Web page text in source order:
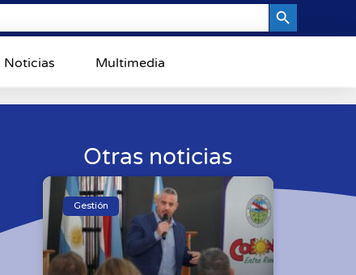
Noticias Multimedia
Otras noticias
Gestión